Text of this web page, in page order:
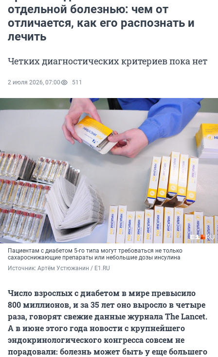
отдельной болезнью: чем от
отличается, как его распознать и
лечить
Четких диагностических критериев пока нет
2 июля 2026, 07:00 511
Пациентам с диабетом 5-го типа могут требоваться не только
сахароснижающие препараты или небольшие дозы инсулина
Источник: Артём Устюжанин / E1.RU
Число взрослых с диабетом в мире превысило
800 миллионов, и за 35 лет оно выросло в четыре
раза, говорят свежие данные журнала The Lancet.
А в июне этого года новости с крупнейшего
эндокринологического конгресса совсем не
порадовали: болезнь может быть у еще большего